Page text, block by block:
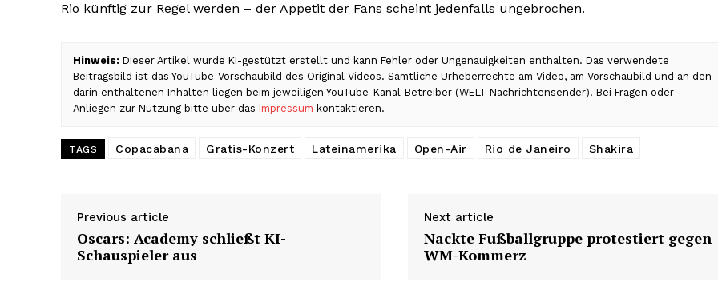
Rio künftig zur Regel werden – der Appetit der Fans scheint jedenfalls ungebrochen.
Hinweis: Dieser Artikel wurde KI-gestützt erstellt und kann Fehler oder Ungenauigkeiten enthalten. Das verwendete
Beitragsbild ist das YouTube-Vorschaubild des Original-Videos. Sämtliche Urheberrechte am Video, am Vorschaubild und an den
darin enthaltenen Inhalten liegen beim jeweiligen YouTube-Kanal-Betreiber (WELT Nachrichtensender). Bei Fragen oder
Anliegen zur Nutzung bitte über das Impressum kontaktieren.
TAGS Copacabana Gratis-Konzert Lateinamerika Open-Air Rio de Janeiro Shakira
Previous article
Oscars: Academy schließt KI-
Schauspieler aus
Next article
Nackte Fußballgruppe protestiert gegen
WM-Kommerz